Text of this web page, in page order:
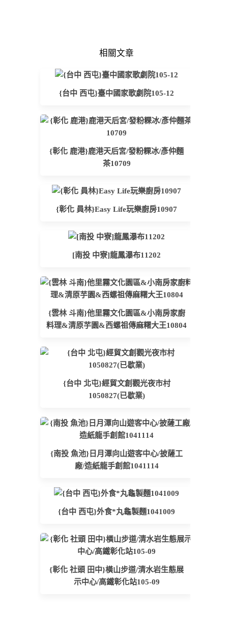
相關文章
{台中 西屯}臺中國家歌劇院105-12
{彰化 鹿港}鹿港天后宮/發粉粿冰/彥仲麵
茶10709
{彰化 員林}Easy Life玩樂廚房10907
[南投 中寮]龍鳳瀑布11202
{雲林 斗南}他里霧文化園區&小南房家廚
料理&清原芋園&西螺祖傳麻糬大王10804
{台中 北屯}經貿文創觀光夜市村
1050827(已歇業)
{南投 魚池}日月潭向山遊客中心/披薩工
廠/造紙龍手創館1041114
{台中 西屯}外食*丸龜製麵1041009
{彰化 社頭 田中}橫山步道/清水岩生態展
示中心/高鐵彰化站105-09